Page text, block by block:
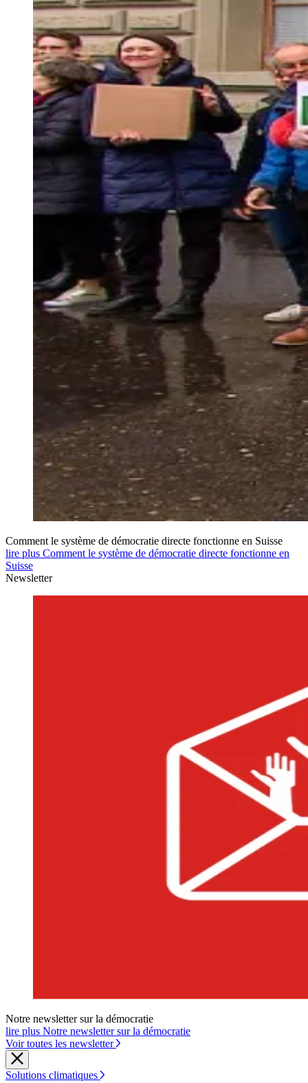
Comment le système de démocratie directe fonctionne en Suisse
lire plus Comment le système de démocratie directe fonctionne en
Suisse
Newsletter
Notre newsletter sur la démocratie
lire plus Notre newsletter sur la démocratie
Voir toutes les newsletter
Solutions climatiques